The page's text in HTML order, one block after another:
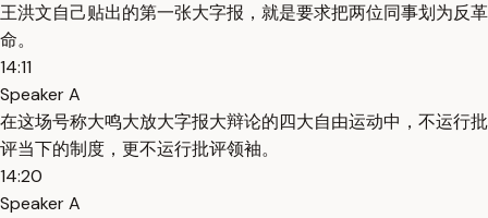
王洪文自己贴出的第一张大字报，就是要求把两位同事划为反革
命。
14:11
Speaker A
在这场号称大鸣大放大字报大辩论的四大自由运动中，不运行批
评当下的制度，更不运行批评领袖。
14:20
Speaker A